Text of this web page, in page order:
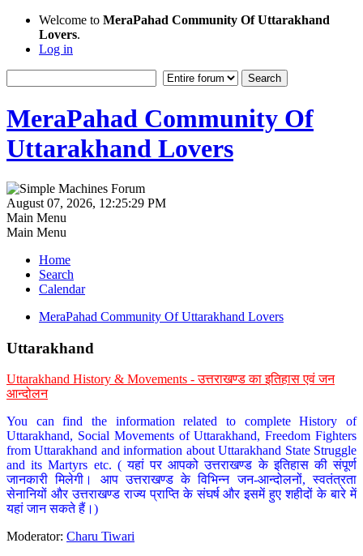
Welcome to MeraPahad Community Of Uttarakhand
Lovers.
Log in
MeraPahad Community Of
Uttarakhand Lovers
August 07, 2026, 12:25:29 PM
Main Menu
Main Menu
Home
Search
Calendar
MeraPahad Community Of Uttarakhand Lovers
Uttarakhand
Uttarakhand History & Movements - उत्तराखण्ड का इतिहास एवं जन
आन्दोलन
You can find the information related to complete History of
Uttarakhand, Social Movements of Uttarakhand, Freedom Fighters
from Uttarakhand and information about Uttarakhand State Struggle
and its Martyrs etc. ( यहां पर आपको उत्तराखण्ड के इतिहास की संपूर्ण
जानकारी मिलेगी। आप उत्तराखण्ड के विभिन्न जन-आन्दोलनों, स्वतंत्रता
सेनानियों और उत्तराखण्ड राज्य प्राप्ति के संघर्ष और इसमें हुए शहीदों के बारे में
यहां जान सकते हैं।)
Moderator: Charu Tiwari